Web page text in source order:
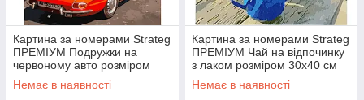
Картина за номерами Strateg
ПРЕМІУМ Подружки на
червоному авто розміром
40х50 см (GS897)
Немає в наявності
Картина за номерами Strateg
ПРЕМІУМ Чай на відпочинку
з лаком розміром 30х40 см
(SS-6560)
Немає в наявності